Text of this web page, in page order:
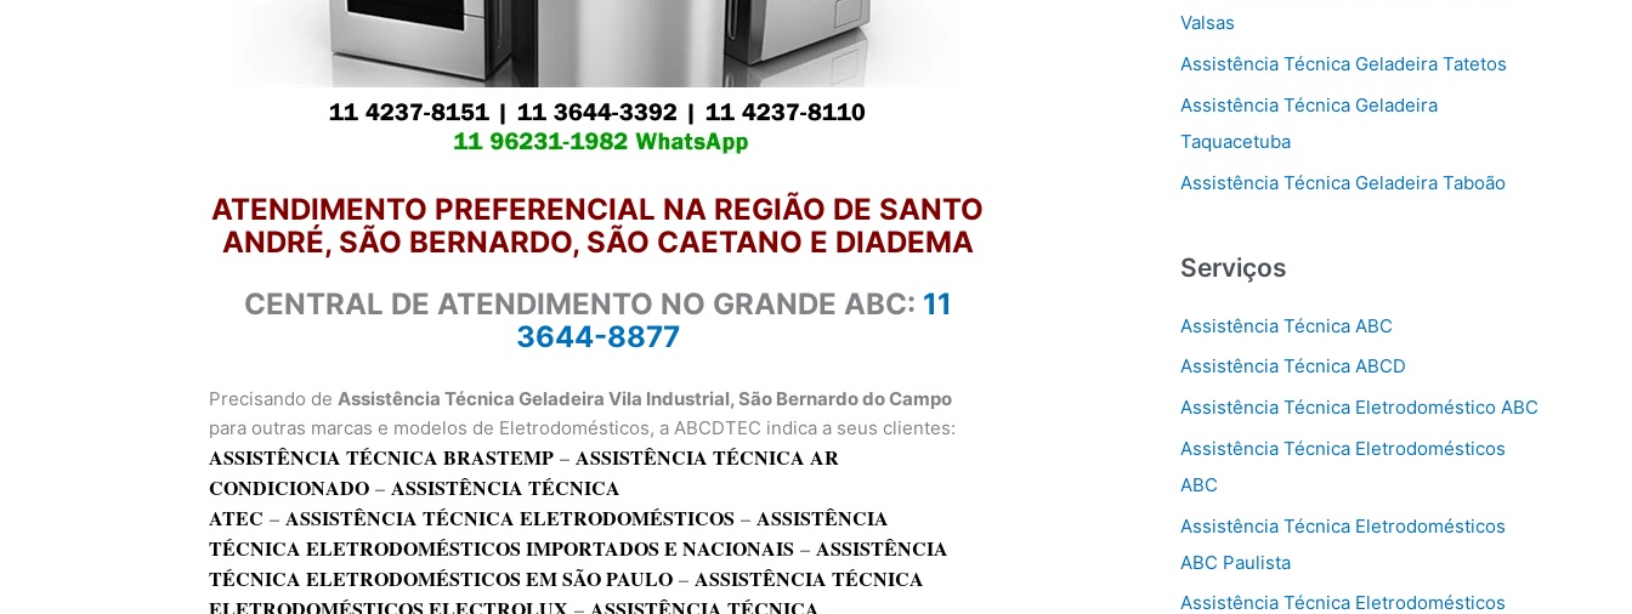
ATENDIMENTO PREFERENCIAL NA REGIÃO DE SANTO
ANDRÉ, SÃO BERNARDO, SÃO CAETANO E DIADEMA
CENTRAL DE ATENDIMENTO NO GRANDE ABC: 11
3644-8877
Precisando deAssistência Técnica Geladeira Vila Industrial, São Bernardo do Campo
para outras marcas e modelos de Eletrodomésticos, a ABCDTEC indica a seus clientes:
ASSISTÊNCIA TÉCNICA BRASTEMP –ASSISTÊNCIA TÉCNICA AR
CONDICIONADO –ASSISTÊNCIA TÉCNICA
ATEC –ASSISTÊNCIA TÉCNICA ELETRODOMÉSTICOS –ASSISTÊNCIA
TÉCNICA ELETRODOMÉSTICOS IMPORTADOS E NACIONAIS –ASSISTÊNCIA
TÉCNICA ELETRODOMÉSTICOS EM SÃO PAULO –ASSISTÊNCIA TÉCNICA
Valsas
Assistência Técnica Geladeira Tatetos
Assistência Técnica Geladeira
Taquacetuba
Assistência Técnica Geladeira Taboão
Serviços
Assistência Técnica ABC
Assistência Técnica ABCD
Assistência Técnica Eletrodoméstico ABC
Assistência Técnica Eletrodomésticos
ABC
Assistência Técnica Eletrodomésticos
ABC Paulista
Assistência Técnica Eletrodomésticos